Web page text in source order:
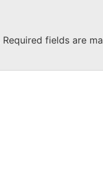
Required fields are